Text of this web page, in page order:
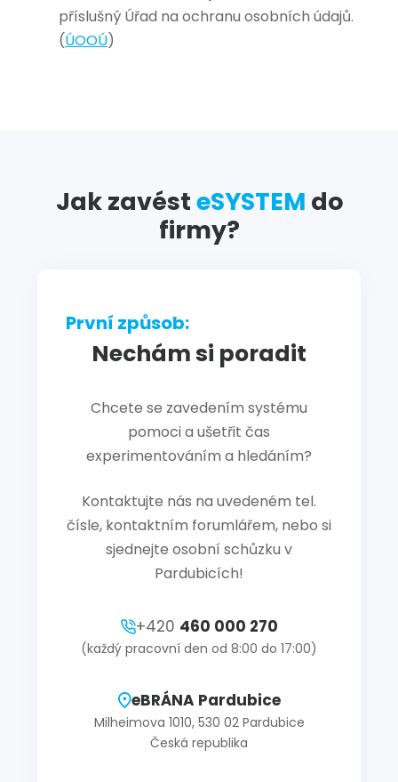
příslušný Úřad na ochranu osobních údajů.
(ÚOOÚ)
Jak zavésteSYSTEM do
firmy?
První způsob:
Nechám si poradit
Chcete se zavedením systému
pomoci a ušetřit čas
experimentováním a hledáním?
Kontaktujte nás na uvedeném tel.
čísle, kontaktním forumlářem, nebo si
sjednejte osobní schůzku v
Pardubicích!
+420 460 000 270
(každý pracovní den od 8:00 do 17:00)
eBRÁNA Pardubice
Milheimova 1010, 530 02 Pardubice
Česká republika